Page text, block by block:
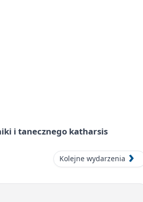
i tanecznego katharsis
Kolejne wydarzenia